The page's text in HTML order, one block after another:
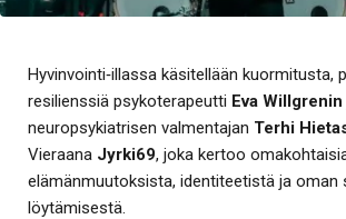
Hyvinvointi‑illassa käsitellään kuormitusta,
resilienssiä psykoterapeutti Eva Willgrenin
neuropsykiatrisen valmentajan Terhi
Vieraana Jyrki69, joka kertoo
elämänmuutoksista, identiteetistä ja oman
löytämisestä.